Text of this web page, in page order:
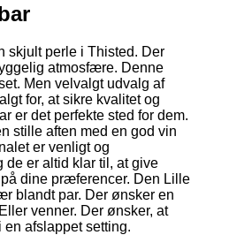
skjult perle i Thisted. Der
atmosfære. Denne
Men velvalgt udvalg af
for, at sikre kvalitet og
er det perfekte sted for dem.
stille aften med en god vin
er venligt og
de er altid klar til, at give
dine præferencer. Den Lille
blandt par. Der ønsker en
venner. Der ønsker, at
afslappet setting.